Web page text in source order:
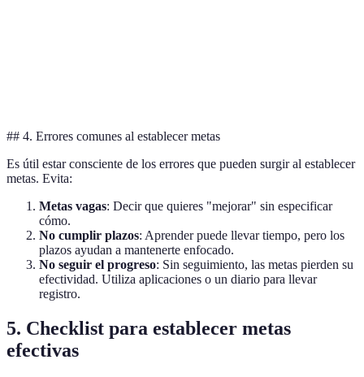
## 4. Errores comunes al establecer metas
Es útil estar consciente de los errores que pueden surgir al establecer
metas. Evita:
Metas vagas: Decir que quieres "mejorar" sin especificar
cómo.
No cumplir plazos: Aprender puede llevar tiempo, pero los
plazos ayudan a mantenerte enfocado.
No seguir el progreso: Sin seguimiento, las metas pierden su
efectividad. Utiliza aplicaciones o un diario para llevar
registro.
5. Checklist para establecer metas
efectivas